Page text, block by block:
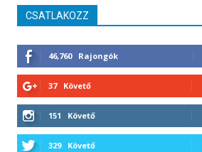
CSATLAKOZZ
46,760 Rajongók
37 Követő
151 Követő
329 Követő